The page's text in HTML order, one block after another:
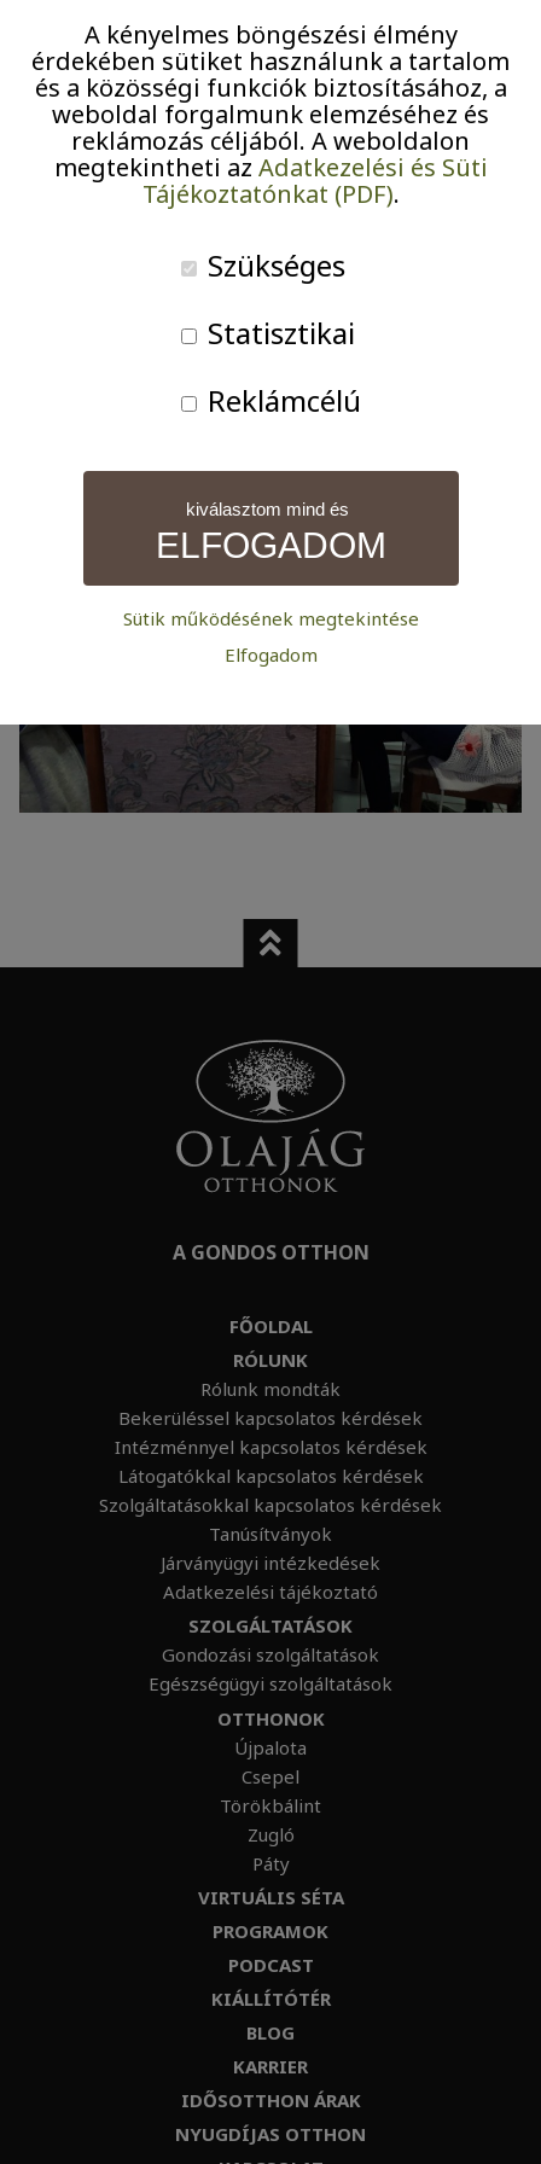
otthonban
Lovász Hajnalka pszichológus tartott előadást az
az Alzheimer Café és Mentál
Műhely programsorozat keretében. A lelki
rugalmasság volt az előadás, majd az azt követő
kötetlen beszélgetés témája, melybe minden jelenlévő
A GONDOS OTTHON
FŐOLDAL
RÓLUNK
Rólunk mondták
Bekerüléssel kapcsolatos kérdések
Intézménnyel kapcsolatos kérdések
Látogatókkal kapcsolatos kérdések
Szolgáltatásokkal kapcsolatos kérdések
Tanúsítványok
Járványügyi intézkedések
Adatkezelési tájékoztató
SZOLGÁLTATÁSOK
Gondozási szolgáltatások
Egészségügyi szolgáltatások
OTTHONOK
Újpalota
Csepel
Törökbálint
Zugló
Páty
VIRTUÁLIS SÉTA
PROGRAMOK
PODCAST
KIÁLLÍTÓTÉR
BLOG
KARRIER
IDŐSOTTHON ÁRAK
NYUGDÍJAS OTTHON
A kényelmes böngészési élmény
érdekében sütiket használunk a tartalom
és a közösségi funkciók biztosításához, a
weboldal forgalmunk elemzéséhez és
reklámozás céljából. A weboldalon
megtekintheti az Adatkezelési és Süti
Tájékoztatónkat (PDF).
Szükséges
Statisztikai
Reklámcélú
kiválasztom mind és
ELFOGADOM
Statisztikai:
A weboldal statisztikáinak elemzésével tudjuk
weboldalunkat hatékonyabbá tenni, hogy a lehető
legmagasabb felhasználói élményt nyújtsuk kedves
Azért települnek ezek a sütik, hogy a felhasználót
Sütik működésének megtekintése
Elfogadom
Járványügyi intézkedések